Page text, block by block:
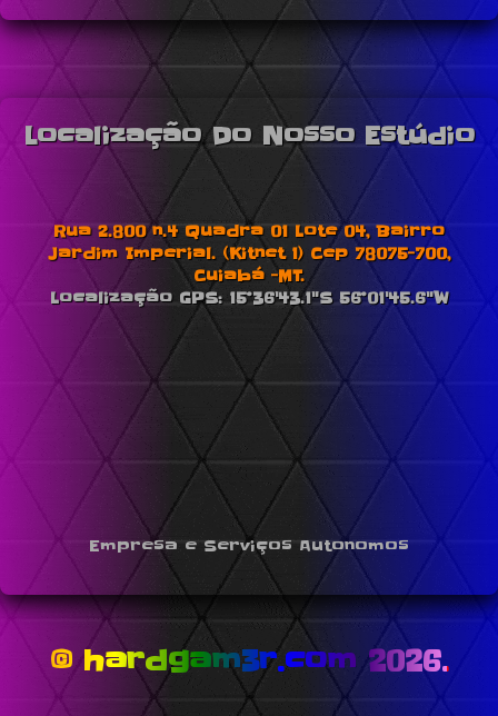
Localização Do Nosso Estúdio
Rua 2.800 n.4 Quadra 01 Lote 04, Bairro
Jardim Imperial. (Kitnet 1) Cep 78075-700,
Cuiabá -MT.
Localização GPS: 15°36'43.1"S 56°01'45.6"W
Empresa e Serviços Autonomos
© hardgam3r.com 2026.